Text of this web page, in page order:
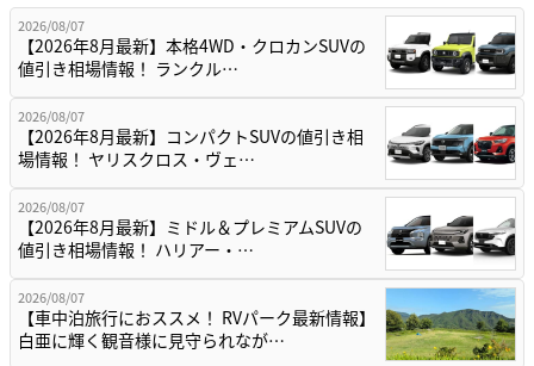
2026/08/07
【2026年8月最新】本格4WD・クロカンSUVの
値引き相場情報！ ランクル…
2026/08/07
【2026年8月最新】コンパクトSUVの値引き相
場情報！ ヤリスクロス・ヴェ…
2026/08/07
【2026年8月最新】ミドル＆プレミアムSUVの
値引き相場情報！ ハリアー・…
2026/08/07
【車中泊旅行におススメ！ RVパーク最新情報】
白亜に輝く観音様に見守られなが…